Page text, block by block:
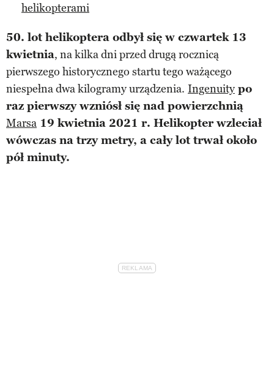
helikopterami
50. lot helikoptera odbył się w czwartek 13
kwietnia, na kilka dni przed drugą rocznicą
pierwszego historycznego startu tego ważącego
niespełna dwa kilogramy urządzenia. Ingenuity po
raz pierwszy wzniósł się nad powierzchnią
Marsa 19 kwietnia 2021 r. Helikopter wzleciał
wówczas na trzy metry, a cały lot trwał około
pół minuty.